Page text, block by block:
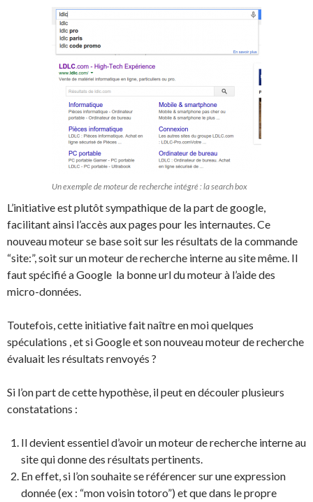
Un exemple de moteur de recherche intégré : la search box
L’initiative est plutôt sympathique de la part de google,
facilitant ainsi l’accès aux pages pour les internautes. Ce
nouveau moteur se base soit sur les résultats de la commande
“site:”, soit sur un moteur de recherche interne au site même. Il
faut spécifié a Google la bonne url du moteur à l’aide des
micro-données.
Toutefois, cette initiative fait naître en moi quelques
spéculations , et si Google et son nouveau moteur de recherche
évaluait les résultats renvoyés ?
Si l’on part de cette hypothèse, il peut en découler plusieurs
constatations :
Il devient essentiel d’avoir un moteur de recherche interne au
site qui donne des résultats pertinents.
En effet, si l’on souhaite se référencer sur une expression
donnée (ex : “mon voisin totoro”) et que dans le propre